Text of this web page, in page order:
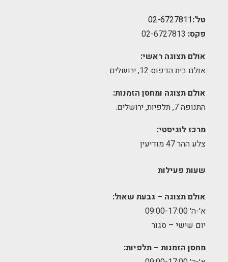
טל':02-6727811
פקס:
אולם תצוגה ראשי:
אולם בית הדפוס 12, ירושלים.
אולם תצוגה ומחסן הזמנות:
התנופה 7, תלפיות, ירושלים.
מרכז לוגיסטי:
צלע ההר 47 מודיעין
שעות פעילות
אולם תצוגה – גבעת שאול:
א׳-ה׳ 09:00-17:00
יום שישי – סגור
מחסן הזמנות – תלפיות: